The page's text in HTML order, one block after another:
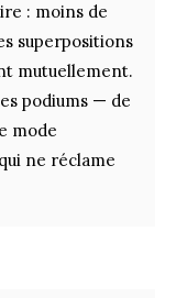
: moins de
superpositions
mutuellement.
podiums — de
mode
ne réclame